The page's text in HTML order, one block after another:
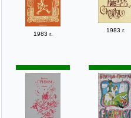
1983 г.
1983 г.